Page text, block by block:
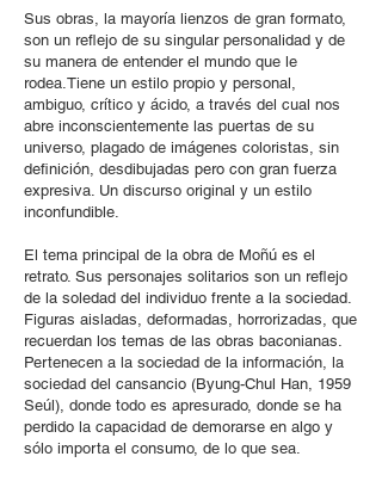
Sus obras, la mayoría lienzos de gran formato,
son un reflejo de su singular personalidad y de
su manera de entender el mundo que le
rodea.Tiene un estilo propio y personal,
ambiguo, crítico y ácido, a través del cual nos
abre inconscientemente las puertas de su
universo, plagado de imágenes coloristas, sin
definición, desdibujadas pero con gran fuerza
expresiva. Un discurso original y un estilo
inconfundible.
El tema principal de la obra de Moñú es el
retrato. Sus personajes solitarios son un reflejo
de la soledad del individuo frente a la sociedad.
Figuras aisladas, deformadas, horrorizadas, que
recuerdan los temas de las obras baconianas.
Pertenecen a la sociedad de la información, la
sociedad del cansancio (Byung-Chul Han, 1959
Seúl), donde todo es apresurado, donde se ha
perdido la capacidad de demorarse en algo y
sólo importa el consumo, de lo que sea.